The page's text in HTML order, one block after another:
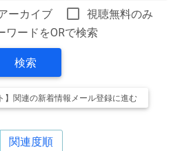
ーカイブ
視聴無料のみ
ワードをORで検索
検索
】関連の新着情報メール登録に進む
関連度順